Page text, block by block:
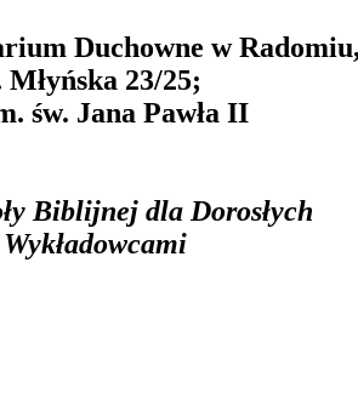
Duchowne w
Młyńska 23/25;
św. Jana Pawła II
Biblijnej dla Dorosłych